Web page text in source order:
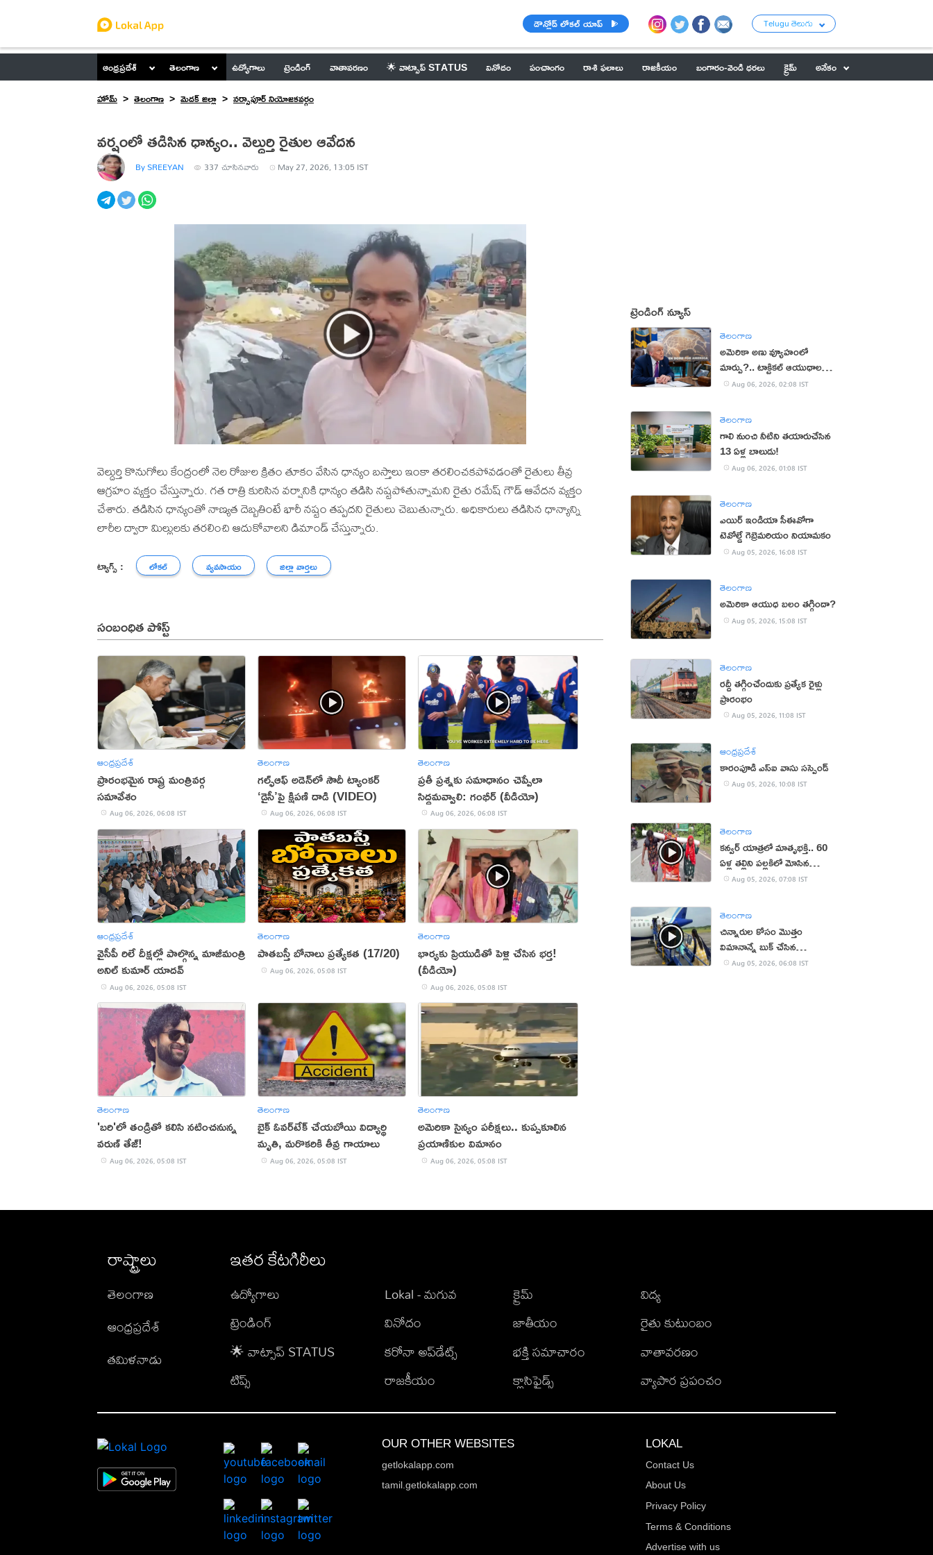
డౌన్లోడ్ లోకల్ యాప్ Telugu తెలుగు
ఆంధ్రప్రదేశ్ తెలంగాణ ఉద్యోగాలు ట్రెండింగ్ వాతావరణం 🌟 వాట్సాప్ STATUS వినోదం పంచాంగం రాశి ఫలాలు రాజకీయం బంగారం-వెండి ధరలు క్రైమ్
అనేకం
హోమ్
తెలంగాణ మెదక్ జిల్లా నర్సాపూర్ నియోజకవర్గం
వర్షంలో తడిసిన ధాన్యం.. వెల్దుర్తి రైతుల ఆవేదన
By SREEYAN 337 చూసినవారు May 27, 2026, 13:05 IST
వెల్దుర్తి కొనుగోలు కేంద్రంలో నెల రోజుల క్రితం తూకం వేసిన ధాన్యం బస్తాలు ఇంకా తరలించకపోవడంతో రైతులు తీవ్ర
ఆగ్రహం వ్యక్తం చేస్తున్నారు. గత రాత్రి కురిసిన వర్షానికి ధాన్యం తడిసి నష్టపోతున్నామని రైతు రమేష్ గౌడ్ ఆవేదన వ్యక్తం
చేశారు. తడిసిన ధాన్యంతో నాణ్యత దెబ్బతింటే భారీ నష్టం తప్పదని రైతులు చెబుతున్నారు. అధికారులు తడిసిన ధాన్యాన్ని
లారీల ద్వారా మిల్లులకు తరలించి ఆదుకోవాలని డిమాండ్ చేస్తున్నారు.
ట్యాగ్స్ : లోకల్ వ్యవసాయం జిల్లా వార్తలు
సంబంధిత పోస్ట్
ఆంధ్రప్రదేశ్
ప్రారంభమైన రాష్ట్ర మంత్రివర్గ
సమావేశం
Aug 06, 2026, 06:08 IST
తెలంగాణ
గల్ఫ్‌ఆఫ్‌ అడెన్‌లో సౌదీ ట్యాంకర్‌
‘డైసీ’పై క్షిపణి దాడి (VIDEO)
Aug 06, 2026, 06:08 IST
తెలంగాణ
ప్రతీ ప్రశ్నకు సమాధానం చెప్పేలా
సిద్ధమవ్వాలి: గంభీర్ (వీడియో)
Aug 06, 2026, 06:08 IST
ఆంధ్రప్రదేశ్
వైసీపీ రిలే దీక్షల్లో పాల్గొన్న మాజీమంత్రి
అనిల్ కుమార్ యాదవ్
Aug 06, 2026, 05:08 IST
తెలంగాణ
పాతబస్తీ బోనాలు ప్రత్యేకత (17/20)
Aug 06, 2026, 05:08 IST
తెలంగాణ
భార్యకు ప్రియుడితో పెళ్లి చేసిన భర్త!
(వీడియో)
Aug 06, 2026, 05:08 IST
తెలంగాణ
'బరి'లో తండ్రితో కలిసి నటించనున్న
వరుణ్ తేజ్!
Aug 06, 2026, 05:08 IST
తెలంగాణ
బైక్ ఓవర్‌టేక్ చేయబోయి విద్యార్థి
మృతి, మరొకరికి తీవ్ర గాయాలు
Aug 06, 2026, 05:08 IST
తెలంగాణ
అమెరికా సైన్యం పరీక్షలు.. కుప్పకూలిన
ప్రయాణికుల విమానం
Aug 06, 2026, 05:08 IST
ట్రెండింగ్ న్యూస్
తెలంగాణ
అమెరికా అణు వ్యూహంలో
మార్పు?.. టాక్టికల్ ఆయుధాలకు
ప్రాధాన్యం!
Aug 06, 2026, 02:08 IST
తెలంగాణ
గాలి నుంచి నీటిని తయారుచేసిన
13 ఏళ్ల బాలుడు!
Aug 06, 2026, 01:08 IST
తెలంగాణ
ఎయిర్ ఇండియా సీఈవోగా
టెవోల్డే గెబ్రెమరియం నియామకం
Aug 05, 2026, 16:08 IST
తెలంగాణ
అమెరికా ఆయుధ బలం తగ్గిందా?
Aug 05, 2026, 15:08 IST
తెలంగాణ
రద్దీ తగ్గించేందుకు ప్రత్యేక రైళ్లు
ప్రారంభం
Aug 05, 2026, 11:08 IST
ఆంధ్రప్రదేశ్
కారంపూడి ఎస్ఐ వాసు స‌స్పెండ్‌
Aug 05, 2026, 10:08 IST
తెలంగాణ
కన్వర్ యాత్రలో మాతృభక్తి.. 60
ఏళ్ల తల్లిని పల్లకిలో మోసిన
కొడుకు, కోడలు!
Aug 05, 2026, 07:08 IST
తెలంగాణ
చిన్నారుల కోసం మొత్తం
విమానాన్నే బుక్ చేసిన
యూట్యూబర్
Aug 05, 2026, 06:08 IST
రాష్ట్రాలు
తెలంగాణ
ఆంధ్రప్రదేశ్
తమిళనాడు
ఇతర కేటగిరీలు
ఉద్యోగాలు
ట్రెండింగ్
🌟 వాట్సాప్ STATUS
టిప్స్
Lokal - మగువ
వినోదం
కరోనా అప్‌డేట్స్
రాజకీయం
క్రైమ్
జాతీయం
భక్తి సమాచారం
క్లాసిఫైడ్స్
విద్య
రైతు కుటుంబం
వాతావరణం
వ్యాపార ప్రపంచం
OUR OTHER WEBSITES
getlokalapp.com
tamil.getlokalapp.com
LOKAL
Contact Us
About Us
Privacy Policy
Terms & Conditions
Advertise with us